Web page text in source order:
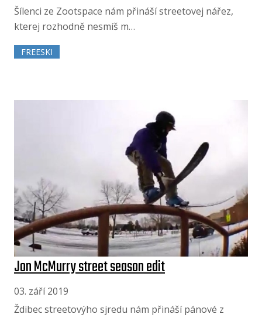
Šílenci ze Zootspace nám přináší streetovej nářez,
kterej rozhodně nesmíš m…
FREESKI
Jon McMurry street season edit
03. září 2019
Ždibec streetovýho sjredu nám přináší pánové z